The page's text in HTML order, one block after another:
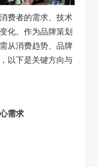
费者的需求、技术
化。作为品牌策划
从消费趋势、品牌
以下是关键方向与
需求